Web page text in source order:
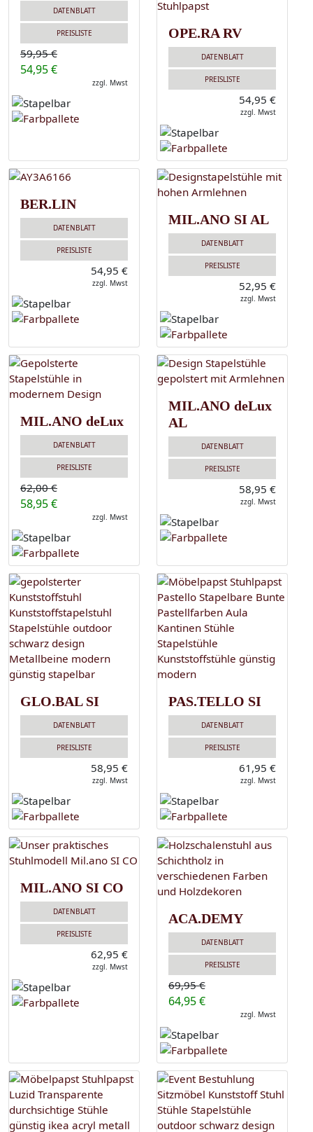
DATENBLATT
PREISLISTE
59,95 €
54,95 €
zzgl. Mwst
OPE.RA RV
DATENBLATT
PREISLISTE
54,95 €
zzgl. Mwst
BER.LIN
DATENBLATT
PREISLISTE
54,95 €
zzgl. Mwst
MIL.ANO SI AL
DATENBLATT
PREISLISTE
52,95 €
zzgl. Mwst
MIL.ANO deLux
DATENBLATT
PREISLISTE
62,00 €
58,95 €
zzgl. Mwst
MIL.ANO deLux
AL
DATENBLATT
PREISLISTE
58,95 €
zzgl. Mwst
GLO.BAL SI
DATENBLATT
PREISLISTE
58,95 €
zzgl. Mwst
PAS.TELLO SI
DATENBLATT
PREISLISTE
61,95 €
zzgl. Mwst
MIL.ANO SI CO
DATENBLATT
PREISLISTE
62,95 €
zzgl. Mwst
ACA.DEMY
DATENBLATT
PREISLISTE
69,95 €
64,95 €
zzgl. Mwst